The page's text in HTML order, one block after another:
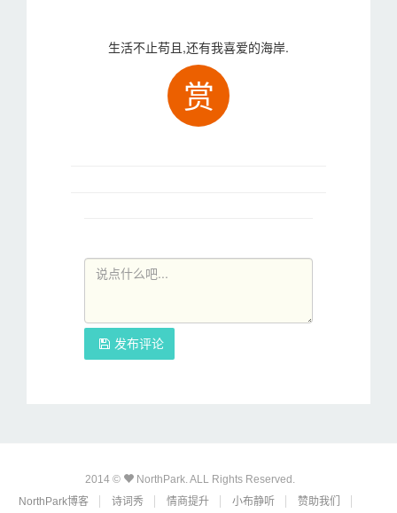
生活不止苟且,还有我喜爱的海岸.
赏
发布评论
2014 ©
NorthPark. ALL Rights Reserved.
NorthPark博客
诗词秀 情商提升 小布静听 赞助我们